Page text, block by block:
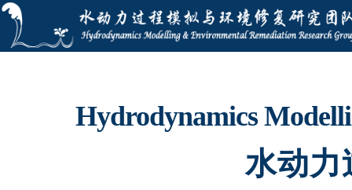
Hydrodynamics
水动力